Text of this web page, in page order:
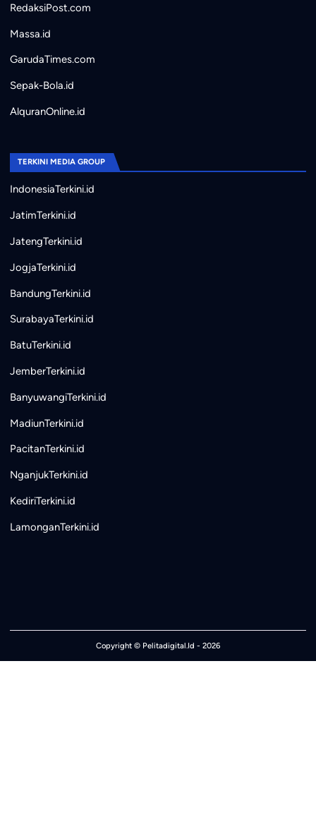
RedaksiPost.com
Massa.id
GarudaTimes.com
Sepak-Bola.id
AlquranOnline.id
TERKINI MEDIA GROUP
IndonesiaTerkini.id
JatimTerkini.id
JatengTerkini.id
JogjaTerkini.id
BandungTerkini.id
SurabayaTerkini.id
BatuTerkini.id
JemberTerkini.id
BanyuwangiTerkini.id
MadiunTerkini.id
PacitanTerkini.id
NganjukTerkini.id
KediriTerkini.id
LamonganTerkini.id
Copyright © Pelitadigital.Id - 2026